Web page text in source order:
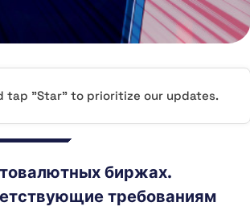
tap "Star" to prioritize our updates.
биржах.
требованиям